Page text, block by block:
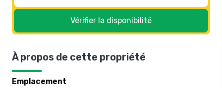
Vérifier la disponibilité
À propos de cette propriété
Emplacement